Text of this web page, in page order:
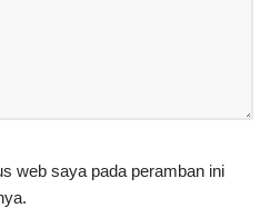
web saya pada peramban ini